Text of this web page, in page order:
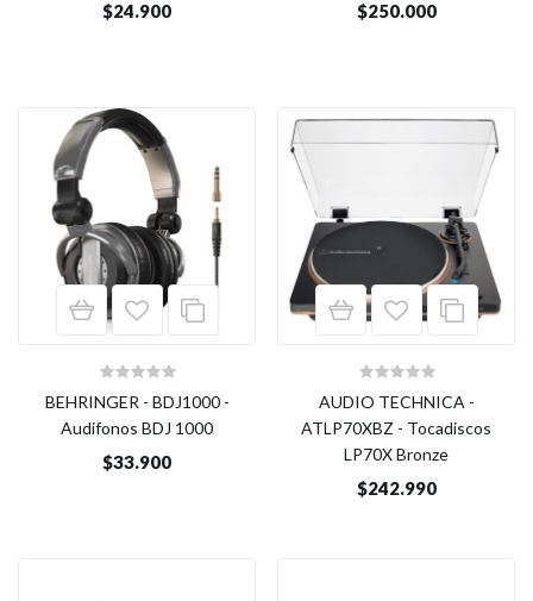
$24.900 $250.000
BEHRINGER - BDJ1000 -
Audifonos BDJ 1000
$33.900
AUDIO TECHNICA -
ATLP70XBZ - Tocadiscos
LP70X Bronze
$242.990